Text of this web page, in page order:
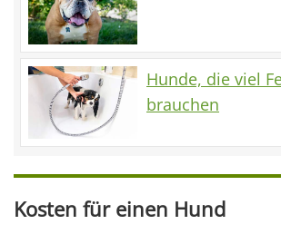
Hunde, die viel
brauchen
Kosten für einen Hund